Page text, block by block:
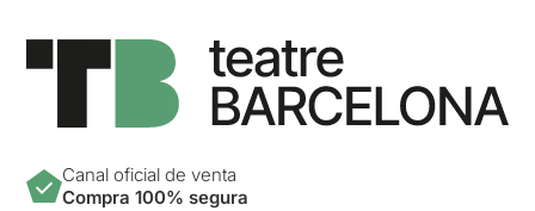
Canal oficial de venta
Compra 100% segura